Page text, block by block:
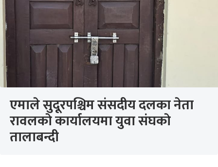
एमाले सुदूरपश्चिम संसदीय दलका नेता
रावलकाे कार्यालयमा युवा संघकाे
तालाबन्दी